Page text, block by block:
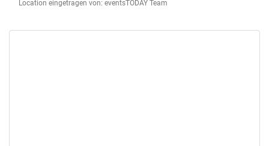
Location eingetragen von: eventsTODAY Team